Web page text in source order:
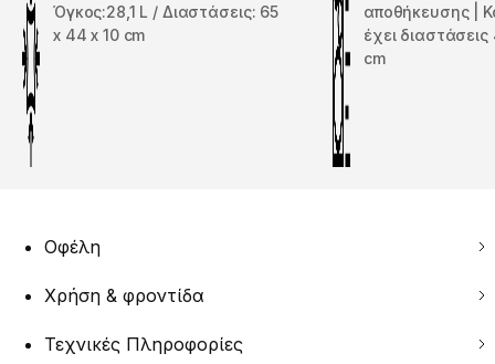
Όγκος:28,1 L / Διαστάσεις: 65
x 44 x 10 cm
αποθήκευσης |
έχει
cm
Οφέλη
Χρήση & φροντίδα
Τεχνικές Πληροφορίες